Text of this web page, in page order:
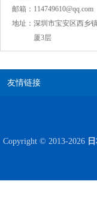
邮箱： 114749610@qq.com
地址： 深圳市宝安区西乡
厦3层
友情链接
Copyright © 2013-2026